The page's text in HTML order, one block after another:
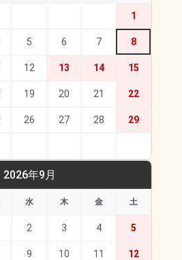
1
5 6 7 8
12 13 14 15
19 20 21 22
26 27 28 29
2026年9月
水 木 金 土
2 3 4 5
9 10 11 12